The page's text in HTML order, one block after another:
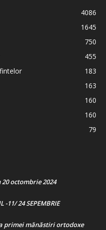
4086
1645
750
455
183
163
160
160
79
octombrie 2024
-11/ 24 SEPEMBRIE
primei mănăstiri ortodoxe